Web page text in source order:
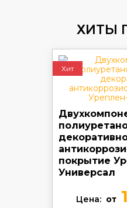
ХИТЫ
Хит
покрытие
Универсал
Цена: от